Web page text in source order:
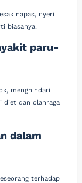
napas, nyeri
biasanya.
paru-
menghindari
diet dan olahraga
dalam
terhadap